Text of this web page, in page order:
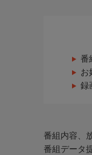
番
お
録
番組内容、
番組データ